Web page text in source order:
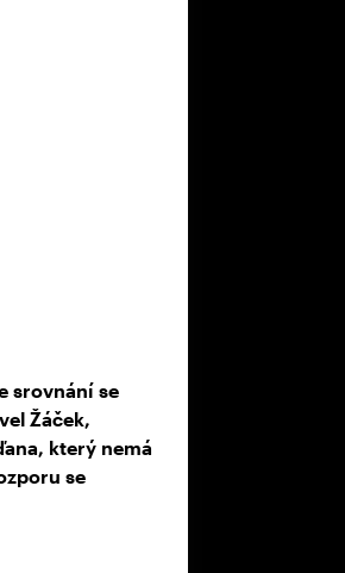
srovnání se
Žáček,
který nemá
se